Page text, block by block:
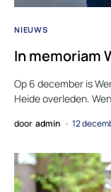
NIEUWS
In memoriam
Op 6 december is
Heide overleden.
door admin 12